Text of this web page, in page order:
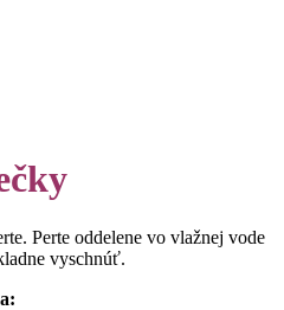
Perte oddelene vo vlažnej vode
vyschnúť.